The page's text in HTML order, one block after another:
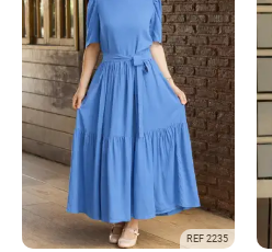
REF 2235